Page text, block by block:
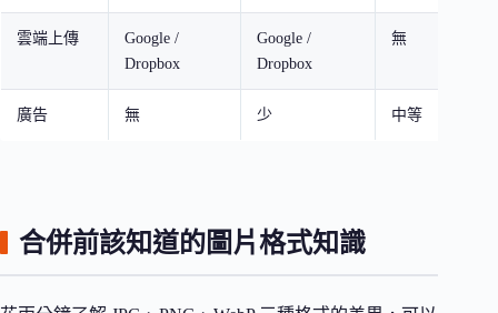
雲端上傳
Google /
Dropbox
Google /
Dropbox
無
廣告 無 少 中等
合併前該知道的圖片格式知識